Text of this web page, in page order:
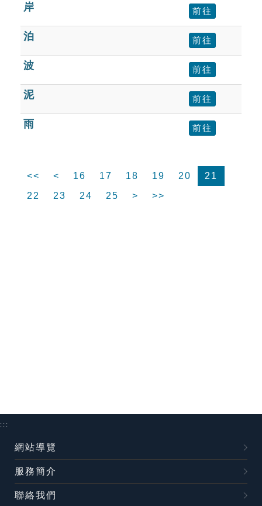
岸 前往
泊 前往
波 前往
泥 前往
雨 前往
<< < 16 17 18 19 20
21
22
23 24 25 > >>
:::
網站導覽
服務簡介
聯絡我們